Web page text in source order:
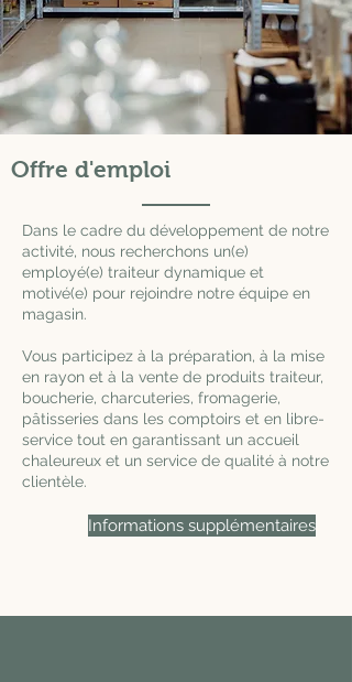
Offre d'emploi
Dans le cadre du développement de notre
activité, nous recherchons un(e)
employé(e) traiteur dynamique et
motivé(e) pour rejoindre notre équipe en
magasin.
Vous participez à la préparation, à la mise
en rayon et à la vente de produits traiteur,
boucherie, charcuteries, fromagerie,
pâtisseries dans les comptoirs et en libre-
service tout en garantissant un accueil
chaleureux et un service de qualité à notre
clientèle.
Informations supplémentaires